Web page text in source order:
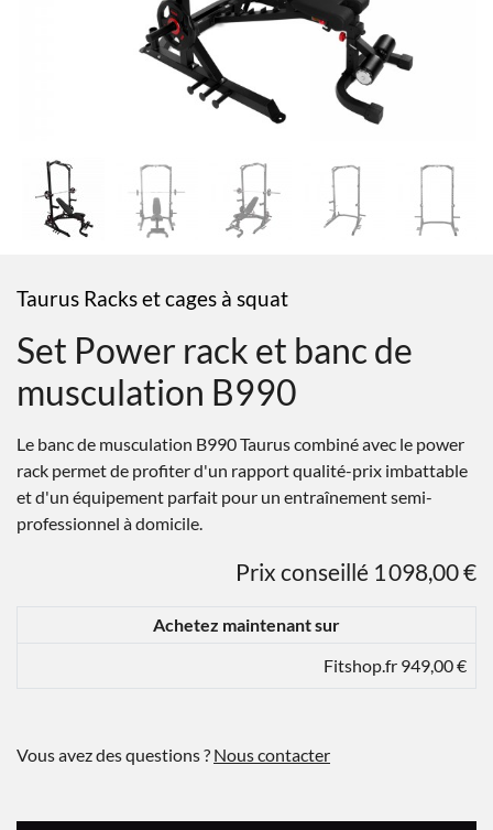
Taurus Racks et cages à squat
Set Power rack et banc de
musculation B990
Le banc de musculation B990 Taurus combiné avec le power
rack permet de profiter d'un rapport qualité-prix imbattable
et d'un équipement parfait pour un entraînement semi-
professionnel à domicile.
Prix conseillé 1 098,00 €
Achetez maintenant sur
Fitshop.fr 949,00 €
Vous avez des questions ? Nous contacter